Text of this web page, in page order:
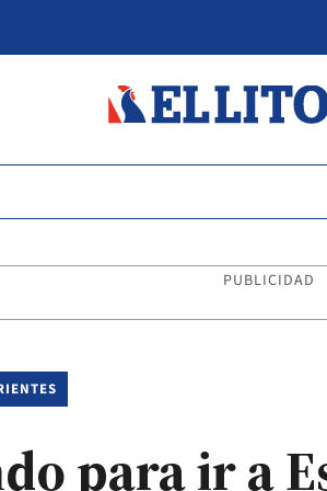
PUBLICIDAD
para ir a